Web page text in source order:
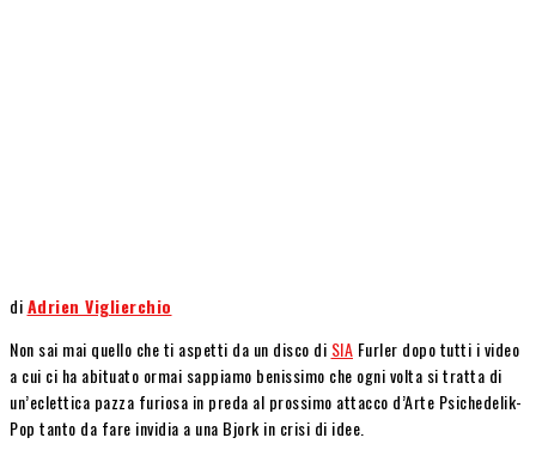
diAdrien Viglierchio
Non sai mai quello che ti aspetti da un disco di SIA Furler dopo tutti i video
a cui ci ha abituato ormai sappiamo benissimo che ogni volta si tratta di
un’eclettica pazza furiosa in preda al prossimo attacco d’Arte Psichedelik-
Pop tanto da fare invidia a una Bjork in crisi di idee.